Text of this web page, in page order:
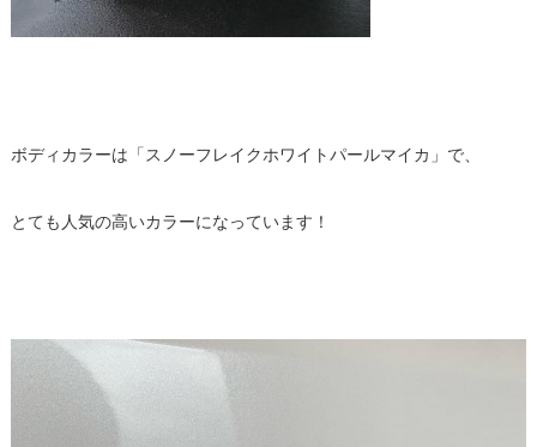
ボディカラーは「スノーフレイクホワイトパールマイカ」で、
とても人気の高いカラーになっています！